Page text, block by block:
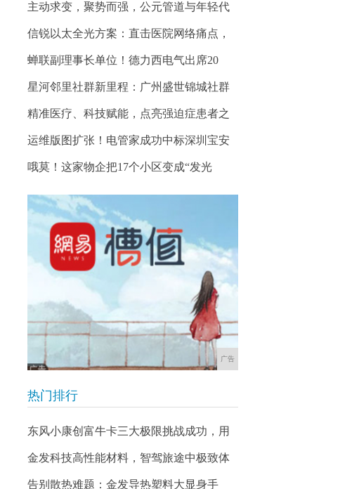
主动求变，聚势而强，公元管道与年轻代
信锐以太全光方案：直击医院网络痛点，
蝉联副理事长单位！德力西电气出席20
星河邻里社群新里程：广州盛世锦城社群
精准医疗、科技赋能，点亮强迫症患者之
运维版图扩张！电管家成功中标深圳宝安
哦莫！这家物企把17个小区变成“发光
广告
热门排行
东风小康创富牛卡三大极限挑战成功，用
金发科技高性能材料，智驾旅途中极致体
告别散热难题：金发导热塑料大显身手